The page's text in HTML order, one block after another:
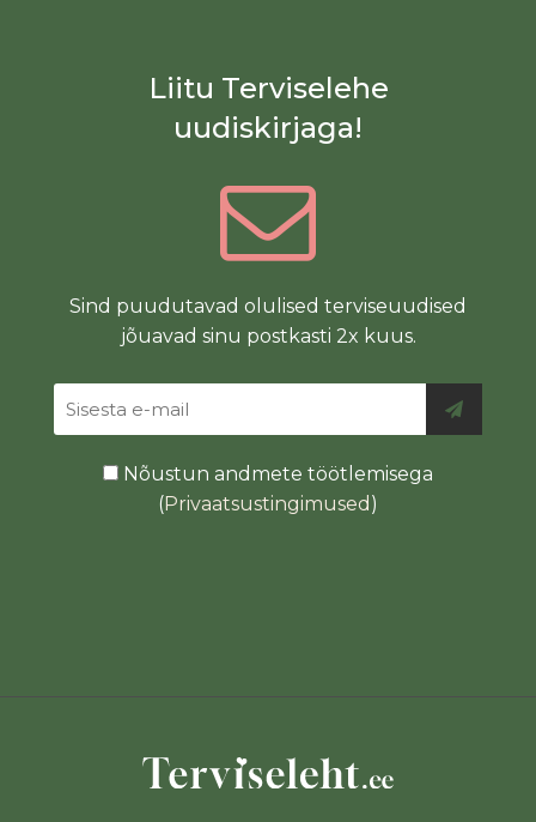
Liitu Terviselehe
uudiskirjaga!
Sind puudutavad olulised terviseuudised
jõuavad sinu postkasti 2x kuus.
Nõustun andmete töötlemisega
(Privaatsustingimused )